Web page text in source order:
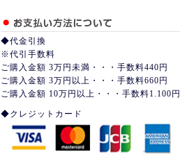
◆代金引換
※代引手数料
ご購入金額 3万円未満・・・手数料440円
ご購入金額 3万円以上・・・手数料660円
ご購入金額 10万円以上・・・手数料1.100円
◆クレジットカード